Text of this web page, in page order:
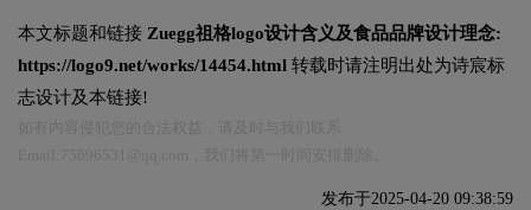
本文标题和链接 Zuegg祖格logo设计含义及食品品牌设计理念:
https://logo9.net/works/14454.html 转载时请注明出处为诗宸标
志设计及本链接!
发布于2025-04-20 09:38:59